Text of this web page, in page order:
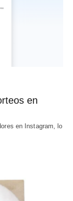
en
en Instagram, lo